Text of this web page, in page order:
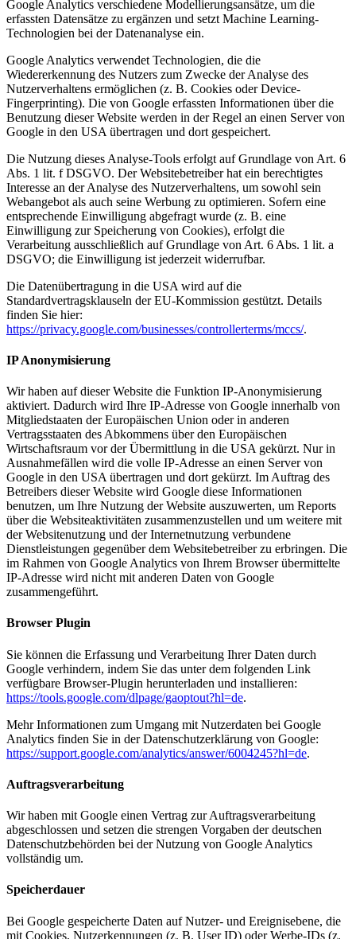
Google Analytics verschiedene Modellierungsansätze, um die
erfassten Datensätze zu ergänzen und setzt Machine Learning-
Technologien bei der Datenanalyse ein.
Google Analytics verwendet Technologien, die die
Wiedererkennung des Nutzers zum Zwecke der Analyse des
Nutzerverhaltens ermöglichen (z. B. Cookies oder Device-
Fingerprinting). Die von Google erfassten Informationen über die
Benutzung dieser Website werden in der Regel an einen Server von
Google in den USA übertragen und dort gespeichert.
Die Nutzung dieses Analyse-Tools erfolgt auf Grundlage von Art. 6
Abs. 1 lit. f DSGVO. Der Websitebetreiber hat ein berechtigtes
Interesse an der Analyse des Nutzerverhaltens, um sowohl sein
Webangebot als auch seine Werbung zu optimieren. Sofern eine
entsprechende Einwilligung abgefragt wurde (z. B. eine
Einwilligung zur Speicherung von Cookies), erfolgt die
Verarbeitung ausschließlich auf Grundlage von Art. 6 Abs. 1 lit. a
DSGVO; die Einwilligung ist jederzeit widerrufbar.
Die Datenübertragung in die USA wird auf die
Standardvertragsklauseln der EU-Kommission gestützt. Details
finden Sie hier:
https://privacy.google.com/businesses/controllerterms/mccs/.
IP Anonymisierung
Wir haben auf dieser Website die Funktion IP-Anonymisierung
aktiviert. Dadurch wird Ihre IP-Adresse von Google innerhalb von
Mitgliedstaaten der Europäischen Union oder in anderen
Vertragsstaaten des Abkommens über den Europäischen
Wirtschaftsraum vor der Übermittlung in die USA gekürzt. Nur in
Ausnahmefällen wird die volle IP-Adresse an einen Server von
Google in den USA übertragen und dort gekürzt. Im Auftrag des
Betreibers dieser Website wird Google diese Informationen
benutzen, um Ihre Nutzung der Website auszuwerten, um Reports
über die Websiteaktivitäten zusammenzustellen und um weitere mit
der Websitenutzung und der Internetnutzung verbundene
Dienstleistungen gegenüber dem Websitebetreiber zu erbringen. Die
im Rahmen von Google Analytics von Ihrem Browser übermittelte
IP-Adresse wird nicht mit anderen Daten von Google
zusammengeführt.
Browser Plugin
Sie können die Erfassung und Verarbeitung Ihrer Daten durch
Google verhindern, indem Sie das unter dem folgenden Link
verfügbare Browser-Plugin herunterladen und installieren:
https://tools.google.com/dlpage/gaoptout?hl=de.
Mehr Informationen zum Umgang mit Nutzerdaten bei Google
Analytics finden Sie in der Datenschutzerklärung von Google:
https://support.google.com/analytics/answer/6004245?hl=de.
Auftragsverarbeitung
Wir haben mit Google einen Vertrag zur Auftragsverarbeitung
abgeschlossen und setzen die strengen Vorgaben der deutschen
Datenschutzbehörden bei der Nutzung von Google Analytics
vollständig um.
Speicherdauer
Bei Google gespeicherte Daten auf Nutzer- und Ereignisebene, die
mit Cookies, Nutzerkennungen (z. B. User ID) oder Werbe-IDs (z.